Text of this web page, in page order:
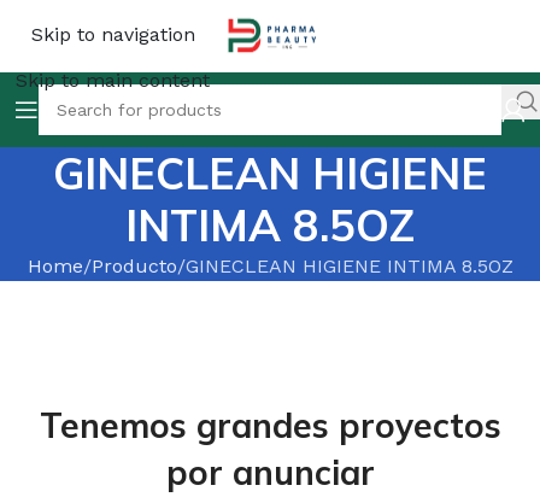
Skip to navigation
Skip to main content
GINECLEAN HIGIENE
INTIMA 8.5OZ
Home Producto GINECLEAN HIGIENE INTIMA 8.5OZ
Tenemos grandes proyectos
por anunciar